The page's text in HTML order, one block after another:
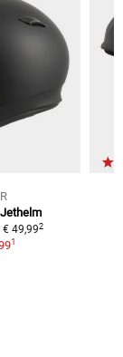
Jethelm
€ 49,992
1